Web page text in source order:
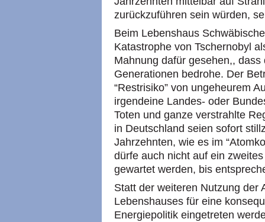
zurückzuführen sein würden,
Beim Lebenshaus
Katastrophe von Tschernobyl
Mahnung dafür gesehen,,
Generationen bedrohe. Der
“Restrisiko” von ungeheurem
irgendeine Landes- oder
Toten und ganze verstrahlte
in Deutschland seien sofort
Jahrzehnten, wie es im
dürfe auch nicht auf ein
gewartet werden, bis
Statt der weiteren Nutzung der
Lebenshauses für eine
Energiepolitik eingetreten